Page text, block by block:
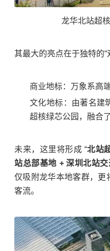
龙华北站超
其最大的亮点在于独特的“
商业地标：万象系高
文化地标：由著名建
超核绿芯公园，融合
未来，这里将形成 “北站
站总部基地 + 深圳北站交
仅吸附龙华本地客群，更
客流。